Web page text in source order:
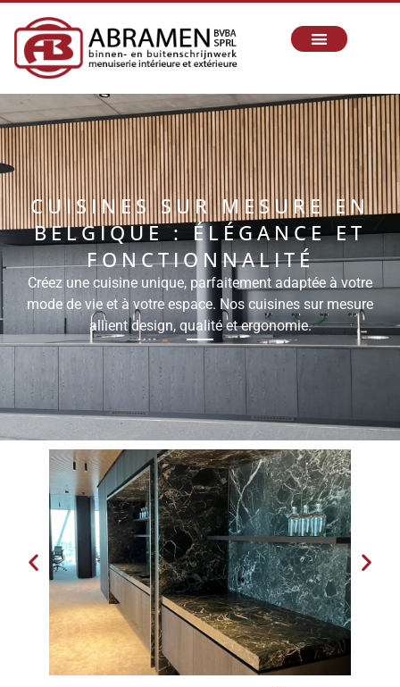
CUISINES SUR MESURE EN
BELGIQUE : ÉLÉGANCE ET
FONCTIONNALITÉ
Créez une cuisine unique, parfaitement adaptée à votre
mode de vie et à votre espace. Nos cuisines sur mesure
allient design, qualité et ergonomie.